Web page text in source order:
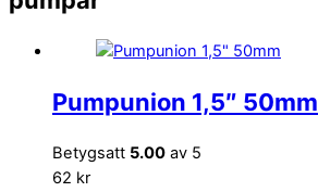
Pumpunion 1,5″ 50mm
Betygsatt 5.00 av 5
62 kr